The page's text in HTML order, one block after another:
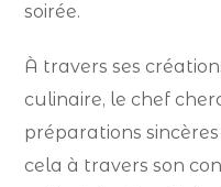
soirée.
À travers ses
culinaire, le chef
préparations
cela à travers son